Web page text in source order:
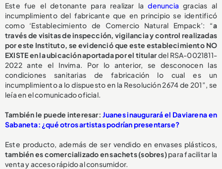
Este fue el detonante para realizar ladenuncia gracias al
incumplimiento del fabricante que en principio se identificó
como ‘Establecimiento de Comercio Natural Empack’: “a
través de visitas de inspección, vigilancia y control realizadas
por este Instituto, se evidenció que este establecimiento NO
EXISTE en la ubicación aportada por el titulardel RSA-0021811-
2022 ante el Invima. Por lo anterior, se desconocen las
condiciones sanitarias de fabricación lo cual es un
incumplimiento a lo dispuesto en la Resolución 2674 de 201”, se
leía en el comunicado oficial.
También le puede interesar: Juanes inaugurará el Daviarena en
Sabaneta: ¿qué otros artistas podrían presentarse?
Este producto, además de ser vendido en envases plásticos,
también es comercializado en sachets (sobres)para facilitar la
venta y acceso rápido al consumidor.